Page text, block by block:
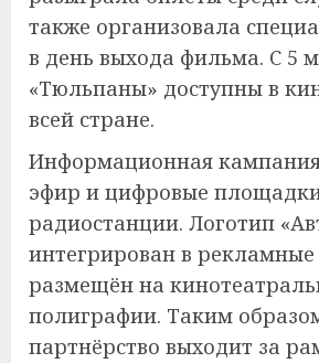
также организовала
в день выхода фильма. С 5
«Тюльпаны» доступны в
всей стране.
Информационная
эфир и цифровые
радиостанции. Логотип
интегрирован в
размещён на
полиграфии. Таким
партнёрство выходит за